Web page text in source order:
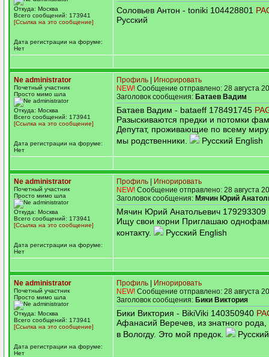
Откуда: Москва
Всего сообщений: 173941
[Ссылка на это сообщение]
Дата регистрации на форуме:
Нет
Соловьев Антон - toniki 104428801
Русский
Ne administrator
Почетный участник
Просто мимо шла
Откуда: Москва
Всего сообщений: 173941
[Ссылка на это сообщение]
Дата регистрации на форуме:
Нет
Профиль
Игнорировать
NEW! Сообщение отправлено: 28 августа
Заголовок сообщения: Батаев Вадим
Батаев Вадим - bataeff 178491745
Разыскиваются предки и потомки
Депутат, проживающие по всему
мы родственники.
Русский English
Ne administrator
Почетный участник
Просто мимо шла
Откуда: Москва
Всего сообщений: 173941
[Ссылка на это сообщение]
Дата регистрации на форуме:
Нет
Профиль
Игнорировать
NEW! Сообщение отправлено: 28 августа
Заголовок сообщения: Мячин Юрий
Мячин Юрий Анатольевич 179293309
Ищу свои корни Приглашаю
контакту.
Русский English
Ne administrator
Почетный участник
Просто мимо шла
Откуда: Москва
Всего сообщений: 173941
[Ссылка на это сообщение]
Дата регистрации на форуме:
Нет
Профиль
Игнорировать
NEW! Сообщение отправлено: 28 августа
Заголовок сообщения: Бики Виктория
Бики Виктория - BikiViki 140350940
Афанасий Веречев, из знатного
в Вологду. Это мой предок.
Русский